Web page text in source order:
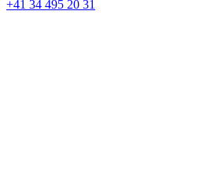
+41 34 495 20 31